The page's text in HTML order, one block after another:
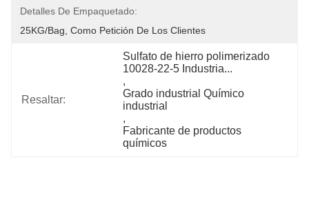
Detalles De Empaquetado:
25KG/bag, Como Petición De Los Clientes
Resaltar:
Sulfato de hierro polimerizado
10028-22-5 Industria...
,
Grado industrial Químico
industrial
,
Fabricante de productos
químicos